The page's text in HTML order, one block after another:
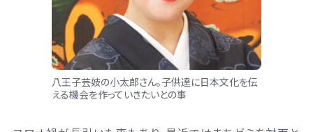
八王子芸妓の小太郎さん。子供達に日本文化を伝
える機会を作っていきたいとの事